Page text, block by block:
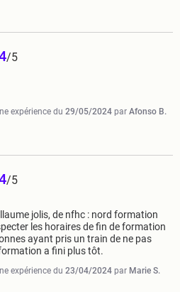
/5
expérience du 29/05/2024 par Afonso B.
/5
jolis, de nfhc : nord formation
les horaires de fin de formation
ayant pris un train de ne pas
a fini plus tôt.
expérience du 23/04/2024 par Marie S.